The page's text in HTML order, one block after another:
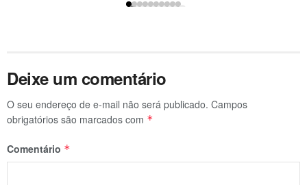
Deixe um comentário
O seu endereço de e-mail não será publicado. Campos
obrigatórios são marcados com *
Comentário *